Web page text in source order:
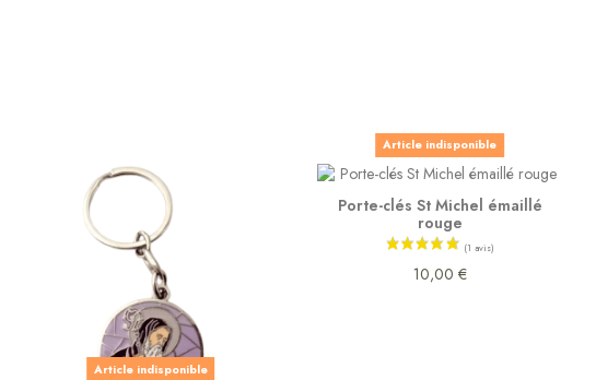
Article indisponible
Article indisponible
Porte-clés St Michel émaillé
rouge
10,00 €